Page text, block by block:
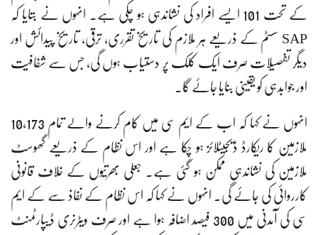
کے تحت 101 ایسے افراد کی نشاندہی ہو چکی ہے۔ انہوں نے بتایا کہ
SAP سسٹم کے ذریعے ہر ملازم کی تاریخ تقرری، ترقی، تاریخ پیدائش اور
دیگر تفصیلات صرف ایک کلک پر دستیاب ہوں گی، جس سے شفافیت
اور جوابدہی کو یقینی بنایا جائے گا۔
انہوں نے کہا کہ اب کے ایم سی میں کام کرنے والے تمام 10,173
ملازمین کا ریکارڈ ڈیجیٹلائز ہو چکا ہے اور اس نظام کے ذریعے گھوسٹ
ملازمین کی نشاندہی ممکن ہو گئی ہے۔ جعلی بھرتیوں کے خلاف قانونی
کارروائی کی جائے گی۔ انہوں نے کہا کہ اس نظام کے نفاذ سے کے ایم
سی کی آمدنی میں 300 فیصد اضافہ ہوا ہے اور صرف ویٹرنری ڈیپارٹمنٹ